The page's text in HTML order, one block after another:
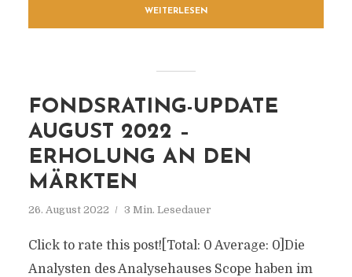
WEITERLESEN
FONDSRATING-UPDATE
AUGUST 2022 –
ERHOLUNG AN DEN
MÄRKTEN
26. August 2022 3 Min. Lesedauer
Click to rate this post![Total: 0 Average: 0]Die
Analysten des Analysehauses Scope haben im